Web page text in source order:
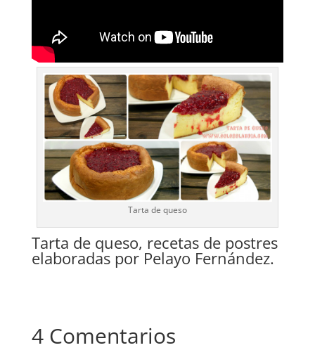
Tarta de queso
Tarta de queso, recetas de postres
elaboradas por Pelayo Fernández.
4 Comentarios